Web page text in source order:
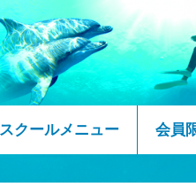
スクールメニュー 会員